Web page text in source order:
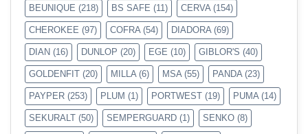
BEUNIQUE (218) BS SAFE (11) CERVA(154)
CHEROKEE (97) COFRA(54) DIADORA(69)
DIAN (16) DUNLOP (20) EGE (10) GIBLOR'S (40)
GOLDENFIT (20) MILLA(6) MSA(55) PANDA(23)
PAYPER (253) PLUM (1) PORTWEST (19) PUMA(14)
SEKURALT (50) SEMPERGUARD (1) SENKO (8)